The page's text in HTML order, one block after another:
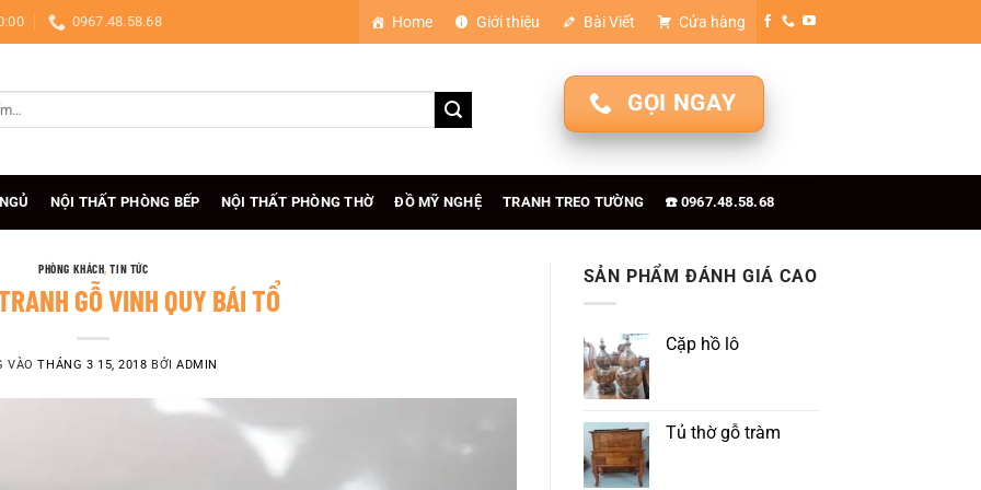
0967.48.58.68 Home Giới thiệu Bài Viết Cửa hàng
GỌI NGAY
NỘI THẤT PHÒNG BẾP NỘI THẤT PHÒNG THỜ ĐỒ MỸ NGHỆ TRANH TREO TƯỜNG ☎️ 0967.48.58.68
PHÒNG KHÁCH,TIN TỨC
GỖ VINH QUY BÁI TỔ
VÀOTHÁNG 3 15, 2018 BỞIADMIN
SẢN PHẨM ĐÁNH GIÁ CAO
Cặp hồ lô
Tủ thờ gỗ tràm